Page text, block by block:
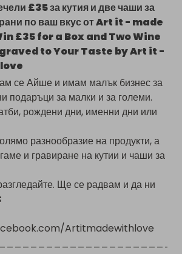
да продължим тази мисия –
в томболата?
в дарение за тези, които имат
да получат грижа, комфорт и
награди на обща стойност над
и вашия празник специален.
уникални изненади, които със
и вдъхновят.
£35 за кутия и две чаши за
по ваш вкус от Art it - made
£35 for a Box and Two Wine
to Your Taste by Art it -
се Айше и имам малък бизнес за
подаръци за малки и за големи.
рождени дни, именни дни или
разнообразие на продукти, а
и гравиране на кутии и чаши за
Ще се радвам и да ни
Artitmadewithlove